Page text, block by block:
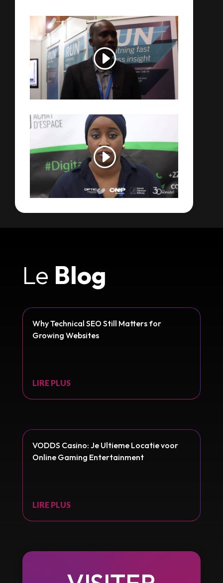
Le Blog
Why Technical SEO Still Matters for
Growing Websites
LIRE PLUS
VODDS Casino: Je Ultieme Locatie voor
Online Gaming Entertainment
LIRE PLUS